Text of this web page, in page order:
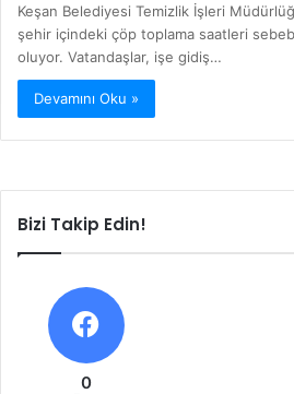
Keşan Belediyesi Temizlik İşleri
şehir içindeki çöp toplama saatleri
oluyor. Vatandaşlar, işe gidiş…
Devamını Oku »
Bizi Takip Edin!
0